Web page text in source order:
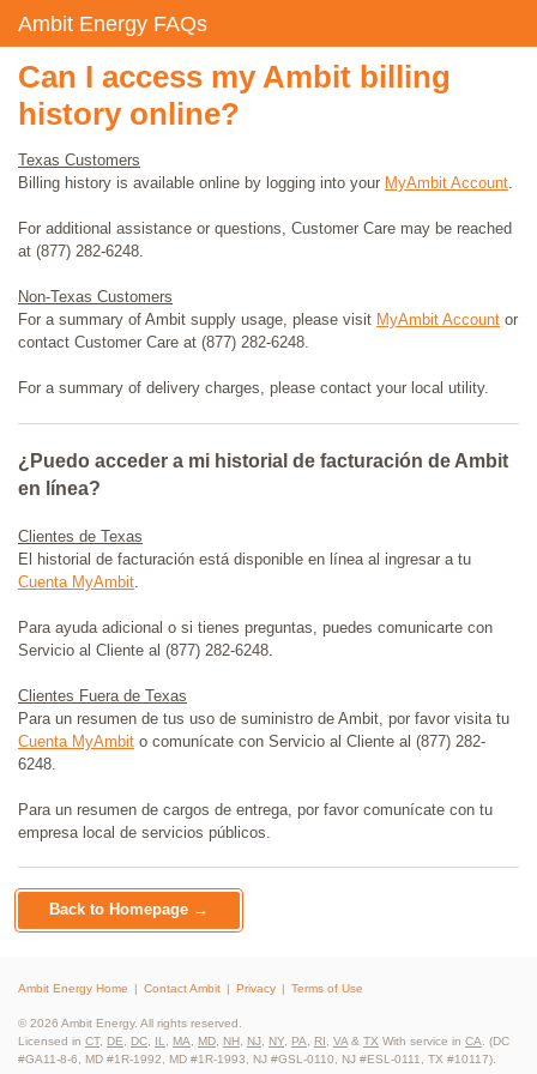
Ambit Energy FAQs
Can I access my Ambit billing
history online?
Texas Customers
Billing history is available online by logging into your MyAmbit Account.
For additional assistance or questions, Customer Care may be reached
at (877) 282-6248.
Non-Texas Customers
For a summary of Ambit supply usage, please visit MyAmbit Account or
contact Customer Care at (877) 282-6248.
For a summary of delivery charges, please contact your local utility.
¿Puedo acceder a mi historial de facturación de Ambit
en línea?
Clientes de Texas
El historial de facturación está disponible en línea al ingresar a tu
Cuenta MyAmbit
Para ayuda adicional o si tienes preguntas, puedes comunicarte con
Servicio al Cliente al (877) 282-6248.
Clientes Fuera de Texas
Para un resumen de tus uso de suministro de Ambit, por favor visita tu
Cuenta MyAmbit o comunícate con Servicio al Cliente al (877) 282-
6248.
Para un resumen de cargos de entrega, por favor comunícate con tu
empresa local de servicios públicos.
Back to Homepage →
Ambit Energy Home Contact Ambit Privacy Terms of Use
© 2026 Ambit Energy. All rights reserved.
Licensed in CT, DE DC IL MA MD NH NJ NY PA RI VA & TX With service in CA . (DC
#GA11-8-6, MD #1R-1992, MD #1R-1993, NJ #GSL-0110, NJ #ESL-0111, TX #10117).